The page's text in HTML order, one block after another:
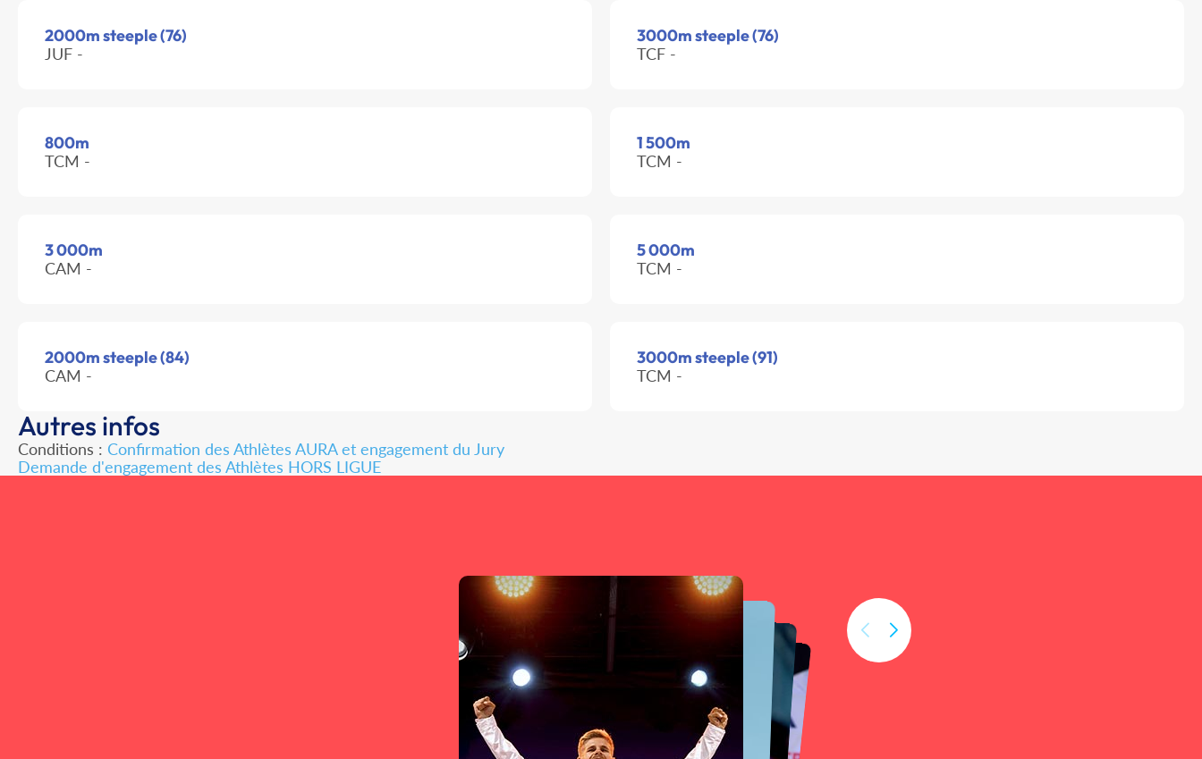
2000m steeple (76)
JUF -
3000m steeple (76)
TCF -
800m
TCM -
1 500m
TCM -
3 000m
CAM -
5 000m
TCM -
2000m steeple (84)
CAM -
3000m steeple (91)
TCM -
Autres infos
Conditions : Confirmation des Athlètes AURA et engagement du Jury
Demande d'engagement des Athlètes HORS LIGUE